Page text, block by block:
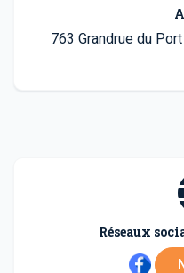
763 Grandrue du
Réseaux